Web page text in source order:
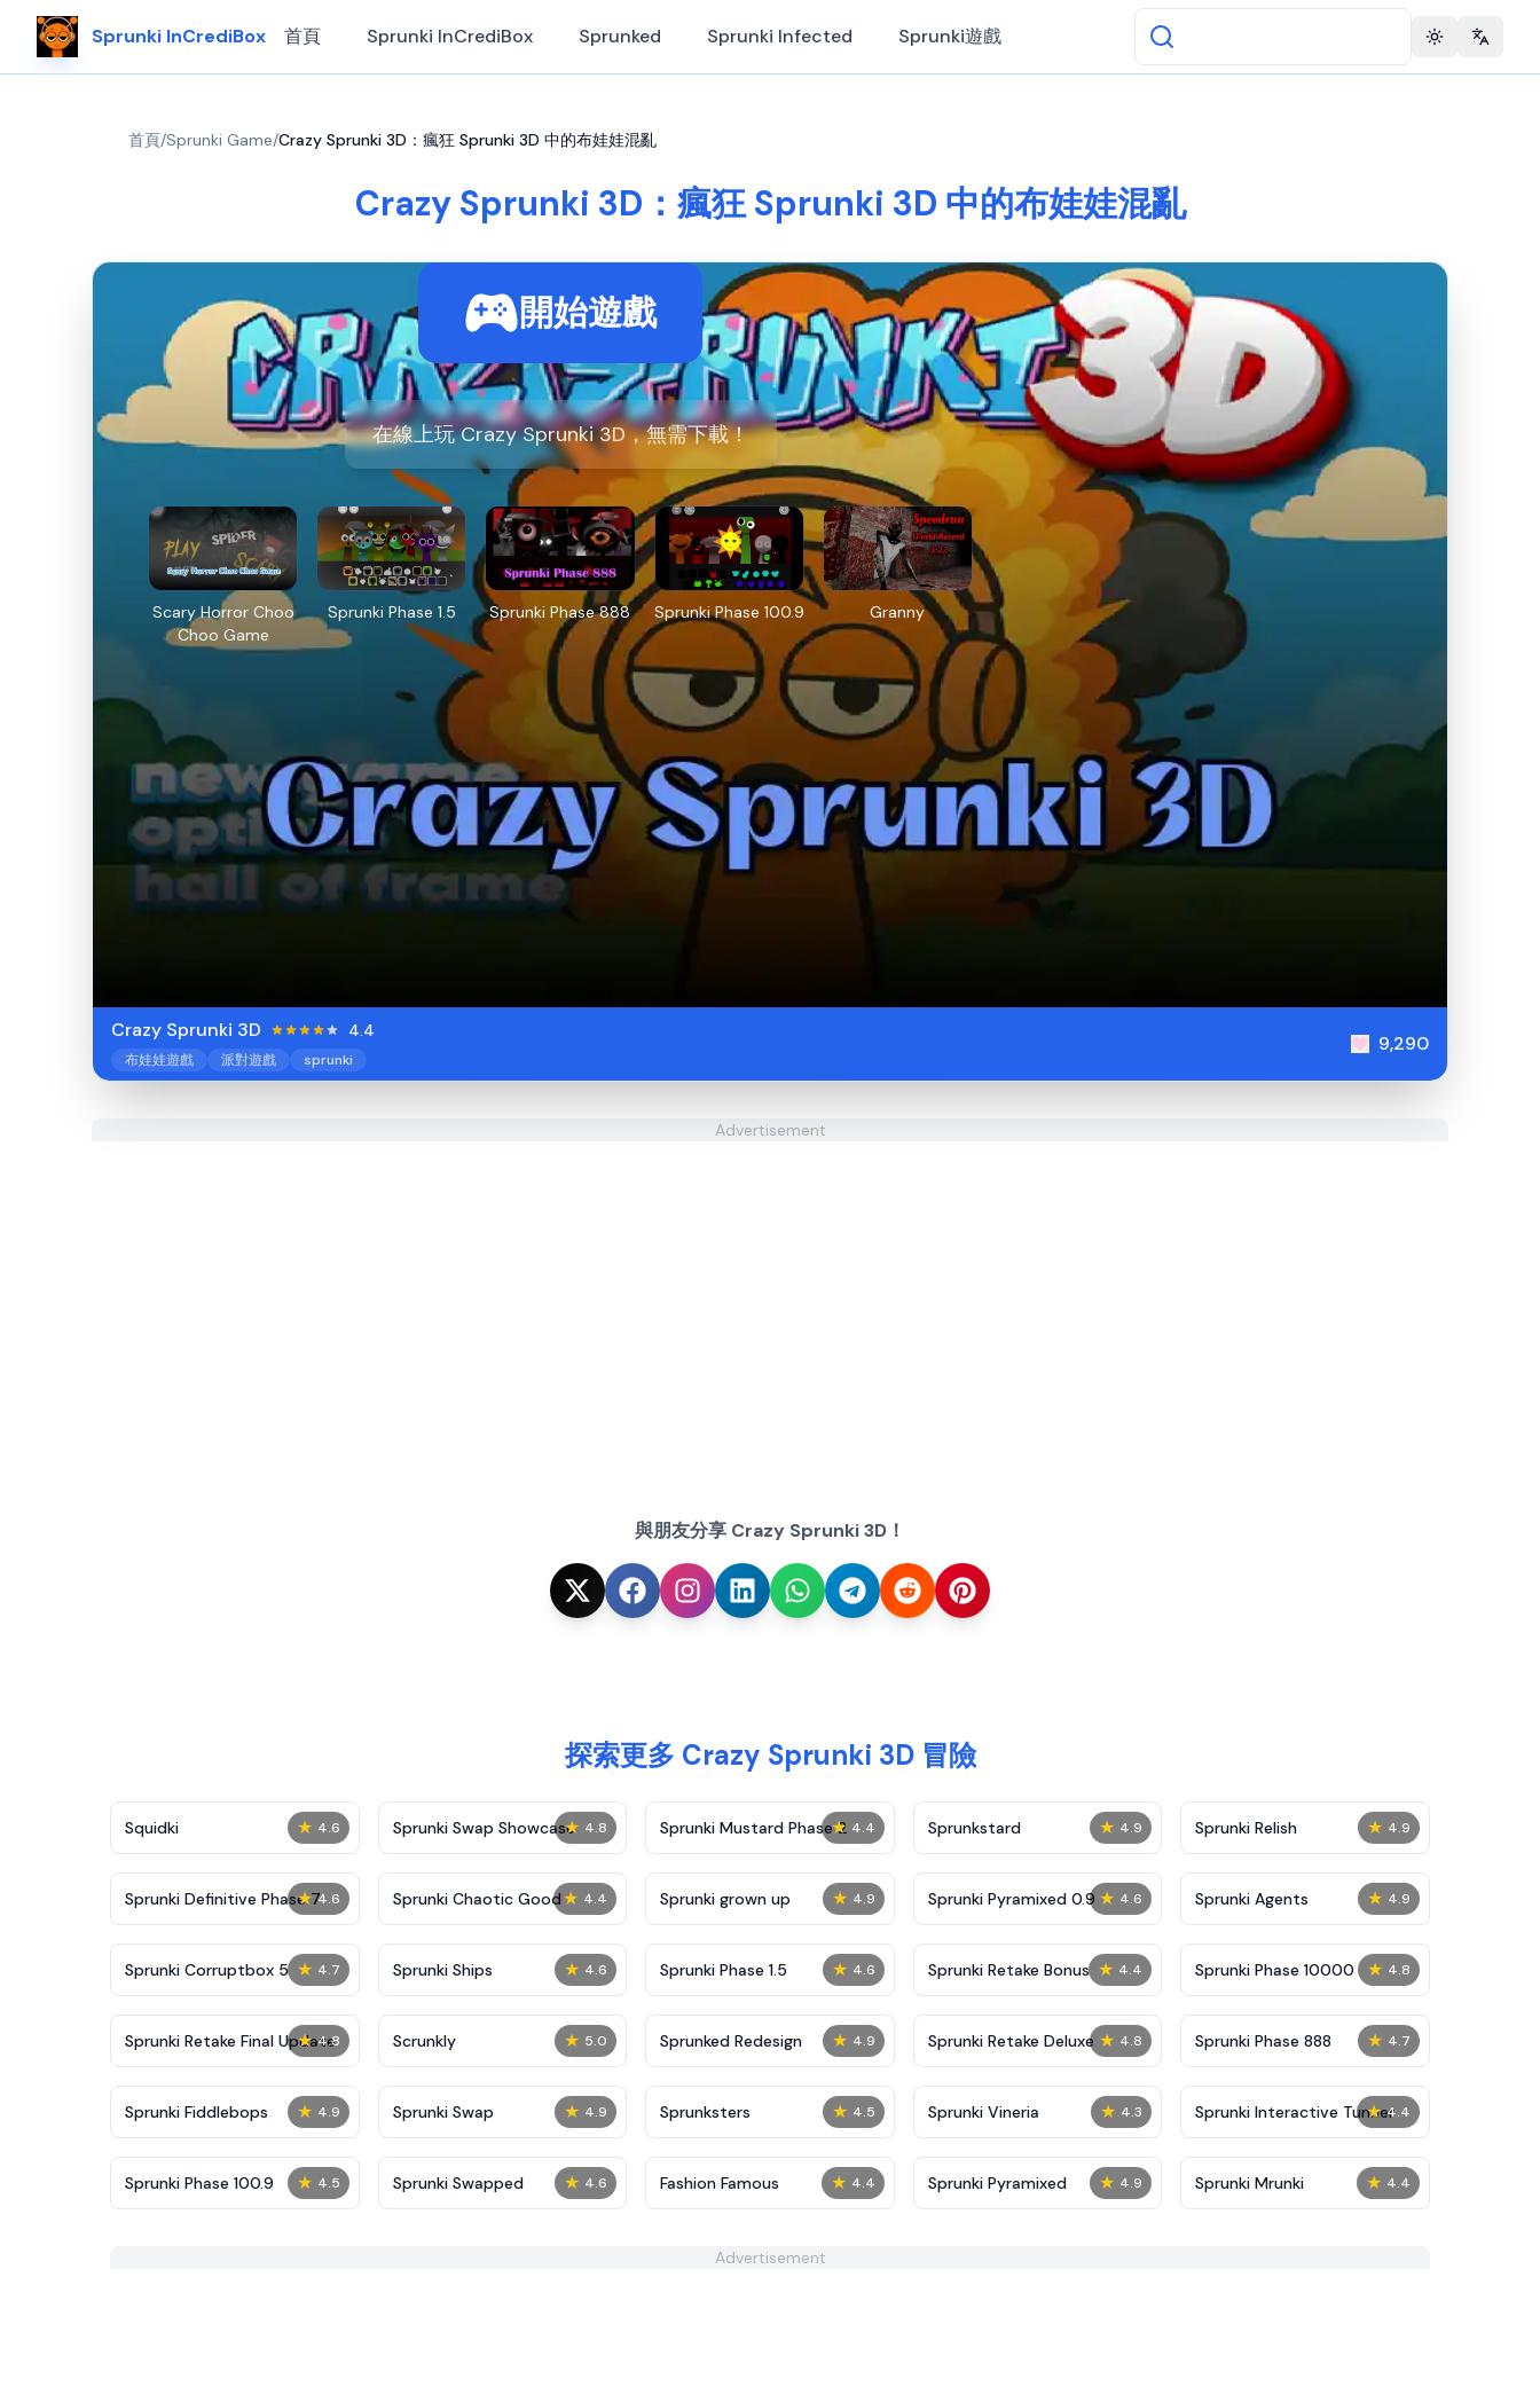
Sprunki InCrediBox 首頁 Sprunki InCrediBox Sprunked Sprunki Infected Sprunki遊戲 Toggle theme
首頁/Sprunki Game/Crazy Sprunki 3D：瘋狂 Sprunki 3D 中的布娃娃混亂
Crazy Sprunki 3D：瘋狂 Sprunki 3D 中的布娃娃混亂
開始遊戲
在線上玩 Crazy Sprunki 3D，無需下載！
Scary Horror Choo
Choo Game
Sprunki Phase 1.5 Sprunki Phase 888 Sprunki Phase 100.9 Granny
Crazy Sprunki 3D 4.4
布娃娃遊戲 派對遊戲 sprunki
9,290
Advertisement
與朋友分享 Crazy Sprunki 3D！
探索更多 Crazy Sprunki 3D 冒險
★ 4.6
Squidki ★ 4.8
Sprunki Swap Showcase ★ 4.4
Sprunki Mustard Phase 2 ★ 4.9
Sprunkstard ★ 4.9
Sprunki Relish
★ 4.6
Sprunki Definitive Phase 7 ★ 4.4
Sprunki Chaotic Good ★ 4.9
Sprunki grown up ★ 4.6
Sprunki Pyramixed 0.9 ★ 4.9
Sprunki Agents
★ 4.7
Sprunki Corruptbox 5 ★ 4.6
Sprunki Ships ★ 4.6
Sprunki Phase 1.5 ★ 4.4
Sprunki Retake Bonus ★ 4.8
Sprunki Phase 10000
★ 4.8
Sprunki Retake Final Update ★ 5.0
Scrunkly ★ 4.9
Sprunked Redesign ★ 4.8
Sprunki Retake Deluxe ★ 4.7
Sprunki Phase 888
★ 4.9
Sprunki Fiddlebops ★ 4.9
Sprunki Swap ★ 4.5
Sprunksters ★ 4.3
Sprunki Vineria ★ 4.4
Sprunki Interactive Tunner
★ 4.5
Sprunki Phase 100.9 ★ 4.6
Sprunki Swapped ★ 4.4
Fashion Famous ★ 4.9
Sprunki Pyramixed ★ 4.4
Sprunki Mrunki
Advertisement